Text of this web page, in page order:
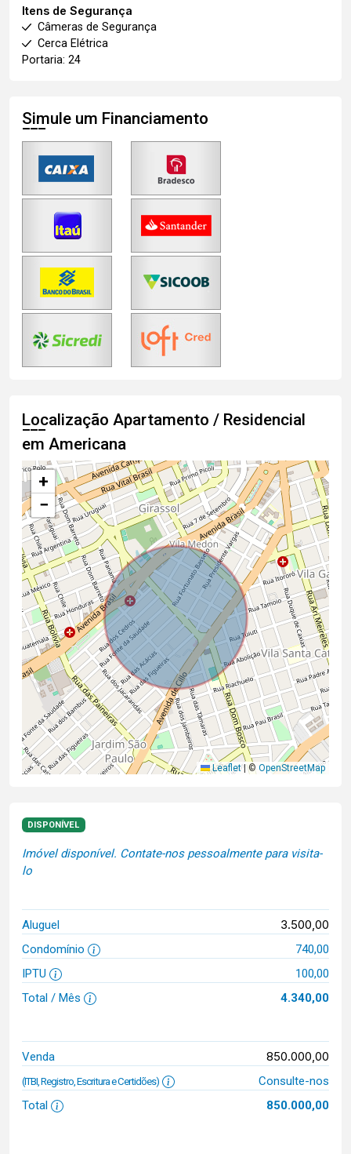
Itens de Segurança
Câmeras de Segurança
Cerca Elétrica
Portaria: 24
Simule um Financiamento
Localização Apartamento / Residencial
em Americana
+
−
Leaflet | © OpenStreetMap
DISPONÍVEL
Imóvel disponível. Contate-nos pessoalmente para visita-
lo
Aluguel 3.500,00
Condomínio
740,00
IPTU
100,00
Total / Mês
4.340,00
Venda 850.000,00
(ITBI, Registro, Escritura e Certidões)
Consulte-nos
Total
850.000,00